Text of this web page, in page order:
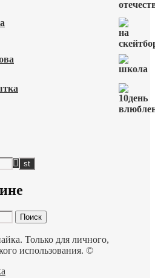
Поиск
Только для личного,
использования. ©